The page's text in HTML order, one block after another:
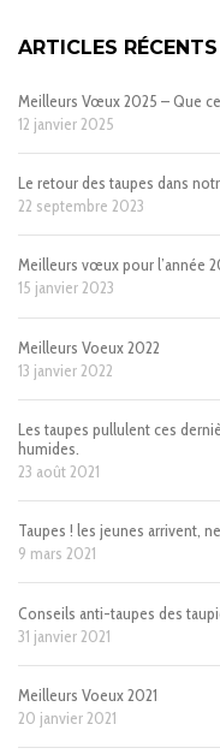
ARTICLES RÉCENTS
Meilleurs Vœux 2025 – Que
12 janvier 2025
Le retour des taupes dans
22 septembre 2023
Meilleurs vœux pour l’année
15 janvier 2023
Meilleurs Voeux 2022
13 janvier 2022
Les taupes pullulent ces
humides.
23 août 2021
Taupes ! les jeunes arrivent,
9 mars 2021
Conseils anti-taupes des
31 janvier 2021
Meilleurs Voeux 2021
20 janvier 2021